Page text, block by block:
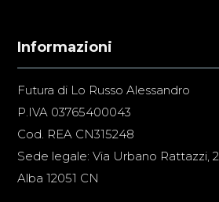
Informazioni
Futura di Lo Russo Alessandro
P.IVA 03765400043
Cod. REA CN315248
Sede legale: Via Urbano Rattazzi, 2
Alba 12051 CN